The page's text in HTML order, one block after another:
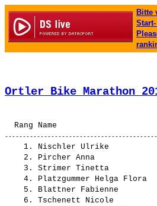
Bitte
Ortler Bike Marathon
    1.
Nischler Ulrike
    2.
Pircher Anna
    3.
Strimer Tinetta
    4.
Platzgummer Helga Flora
    5.
Blattner Fabienne
    6.
Tschenett Nicole